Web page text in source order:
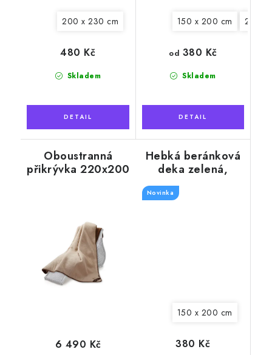
200 x 230 cm
Skladem
480 Kč
150 x 200 cm 200 x
Skladem
od 380 Kč
Oboustranná
přikrývka 220x200
6 490 Kč
Hebká beránková
deka zelená,
žebrovaná
Novinka
150 x 200 cm
380 Kč